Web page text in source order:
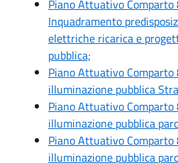
Piano Attuativo Comparto
Inquadramento
elettriche ricarica e
pubblica;
Piano Attuativo
illuminazione pubblica
Piano Attuativo
illuminazione pubblica
Piano Attuativo
illuminazione pubblica